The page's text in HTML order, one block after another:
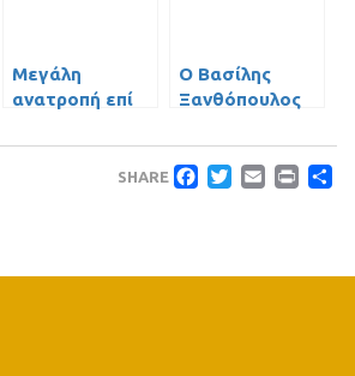
Μεγάλη
ανατροπή επί
αήττητοι οι
Ο Βασίλης
Ξανθόπουλος
Summer Camp”
SHARE